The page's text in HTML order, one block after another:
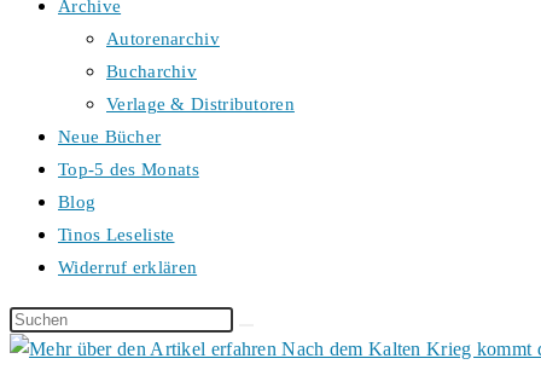
Archive
Autorenarchiv
Bucharchiv
Verlage & Distributoren
Neue Bücher
Top-5 des Monats
Blog
Tinos Leseliste
Widerruf erklären
Diese
Website